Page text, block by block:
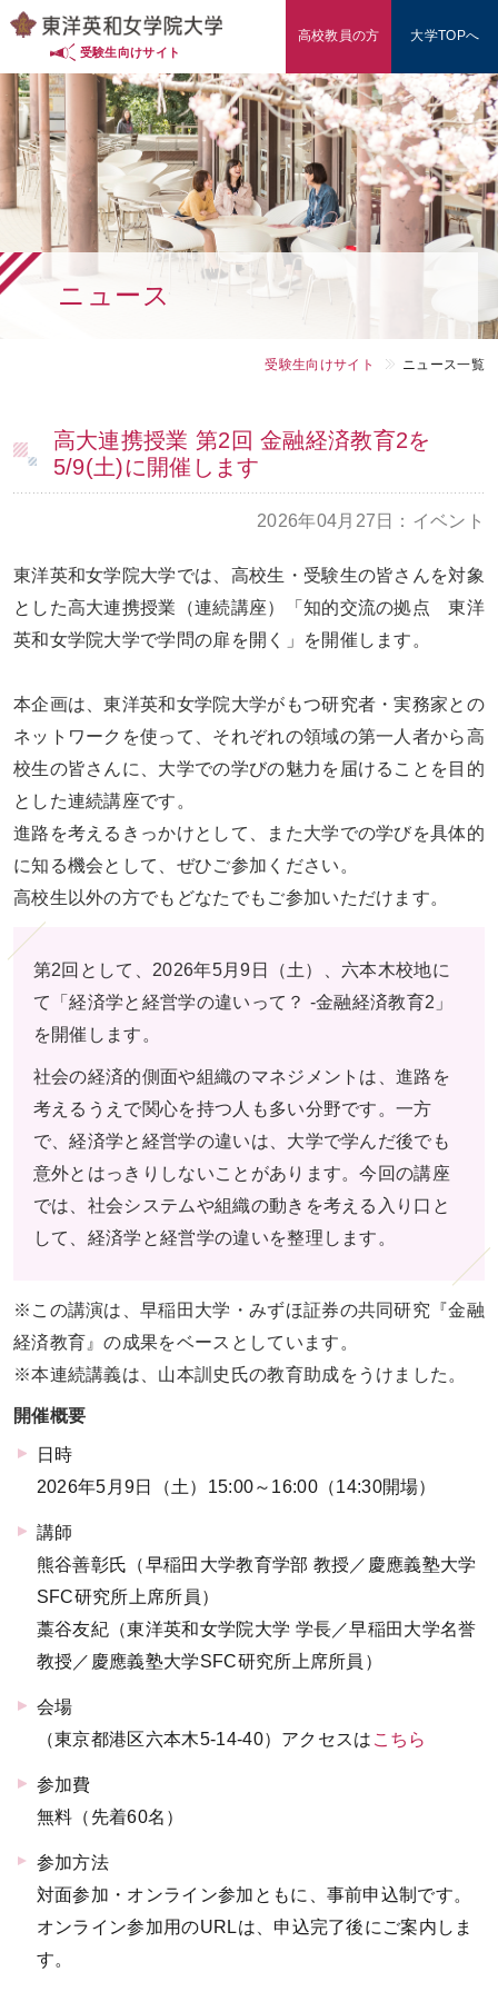
入試情報（東洋英和の多様な入試）
入試対策・データ
学費・奨学金
学部・学科
東洋英和を知る
お問い合わせ 大学TOPへ
受験生向けサイト
高校教員の方 大学TOPへ
ニュース
受験生向けサイト ニュース一覧
高大連携授業 第2回 金融経済教育2を
5/9(土)に開催します
2026年04月27日：イベント
東洋英和女学院大学では、高校生・受験生の皆さんを対象
とした高大連携授業（連続講座）「知的交流の拠点 東洋
英和女学院大学で学問の扉を開く」を開催します。
本企画は、東洋英和女学院大学がもつ研究者・実務家との
ネットワークを使って、それぞれの領域の第一人者から高
校生の皆さんに、大学での学びの魅力を届けることを目的
とした連続講座です。
進路を考えるきっかけとして、また大学での学びを具体的
に知る機会として、ぜひご参加ください。
高校生以外の方でもどなたでもご参加いただけます。
第2回として、2026年5月9日（土）、六本木校地に
て「経済学と経営学の違いって？ -金融経済教育2」
を開催します。
社会の経済的側面や組織のマネジメントは、進路を
考えるうえで関心を持つ人も多い分野です。一方
で、経済学と経営学の違いは、大学で学んだ後でも
意外とはっきりしないことがあります。今回の講座
では、社会システムや組織の動きを考える入り口と
して、経済学と経営学の違いを整理します。
※この講演は、早稲⽥⼤学・みずほ証券の共同研究『⾦融
経済教育』の成果をベースとしています。
※本連続講義は、山本訓史⽒の教育助成をうけました。
開催概要
日時
2026年5月9日（土）15:00～16:00（14:30開場）
講師
熊谷善彰氏（早稲田大学教育学部 教授／慶應義塾大学
SFC研究所上席所員）
藁谷友紀（東洋英和女学院大学 学長／早稲田大学名誉
教授／慶應義塾大学SFC研究所上席所員）
会場
（東京都港区六本木5-14-40）アクセスは こちら
参加費
無料（先着60名）
参加方法
対面参加・オンライン参加ともに、事前申込制です。
オンライン参加用のURLは、申込完了後にご案内しま
す。